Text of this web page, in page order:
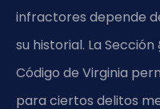
infractores depende
su historial. La Sección
Código de Virginia
para ciertos delitos